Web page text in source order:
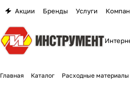
Акции Бренды Услуги
Главная Каталог Расходные материалы